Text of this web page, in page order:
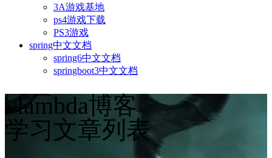
3A游戏基地
ps4游戏下载
PS3游戏
spring中文文档
spring6中文文档
springboot3中文文档
vlambda博客
学习文章列表